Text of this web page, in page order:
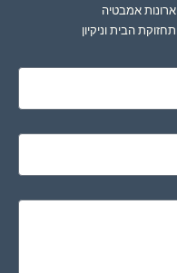
ארונות אמבטיה
תחזוקת הבית וניקיון